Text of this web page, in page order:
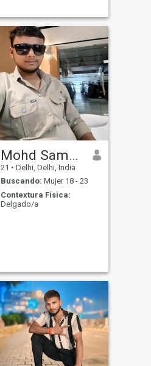
Mohd Sameer
21 • Delhi, Delhi, India
Buscando: Mujer 18 - 23
Contextura Física:
Delgado/a